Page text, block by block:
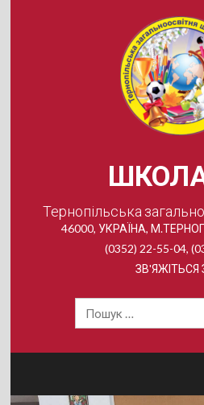
Тернопільська
46000, УКРАЇНА,
(0352) 22-55-04,
ЗВ'ЯЖІТЬСЯ